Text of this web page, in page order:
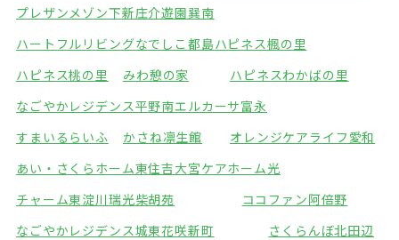
プレザンメゾン下新庄介遊園巽南
ハートフルリビングなでしこ都島ハピネス楓の里
ハピネス桃の里
みわ憩の家
ハピネスわかばの里
なごやかレジデンス平野南エルカーサ富永
すまいるらいふ
かさね凛生館
オレンジケアライフ愛和
あい・さくらホーム東住吉大宮ケアホーム光
チャーム東淀川瑞光柴胡苑
ココファン阿倍野
なごやかレジデンス城東花咲新町
さくらんぼ北田辺